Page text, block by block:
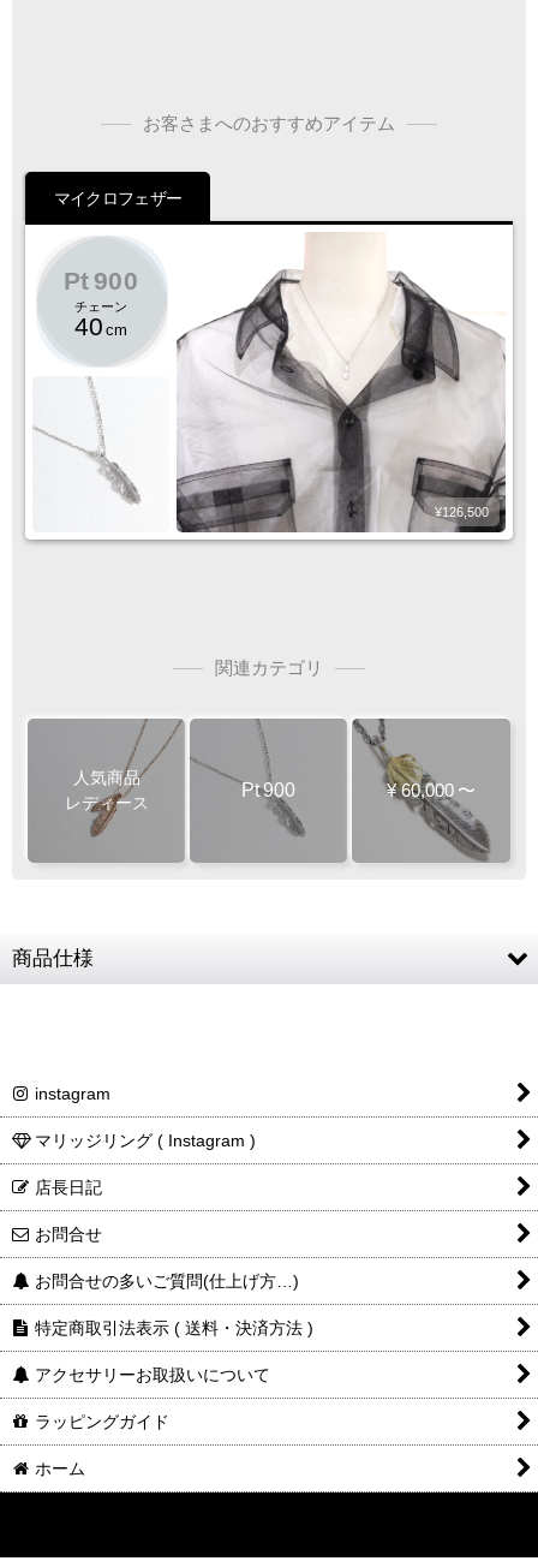
ご注文の際は
お客さまへのおすすめアイテム
マイクロフェザー
Pt 900
チェーン
40 cm
¥126,500
関連カテゴリ
人気商品
レディース
Pt900 ¥ 60,000 〜
商品仕様
フェザー
ネックレス全長(フ
ェザーを含む)
40cm (37cmに長さ調節可)
レディーストルソ
ー
チェーンの留め具は、写真と異なる場合が
ございます、ご了承下さい
商品詳細金額・送
料
税込表記です
instagram
マリッジリング ( Instagram )
店長日記
お問合せ
お問合せの多いご質問(仕上げ方…)
特定商取引法表示 ( 送料・決済方法 )
アクセサリーお取扱いについて
ラッピングガイド
ホーム